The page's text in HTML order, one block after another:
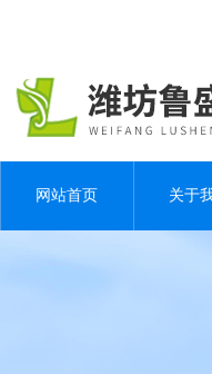
网站首页 关于